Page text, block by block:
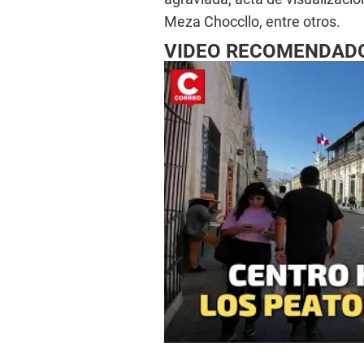
Meza Choccllo, entre otros.
VIDEO